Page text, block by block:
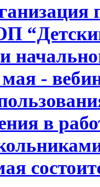
мая -
в